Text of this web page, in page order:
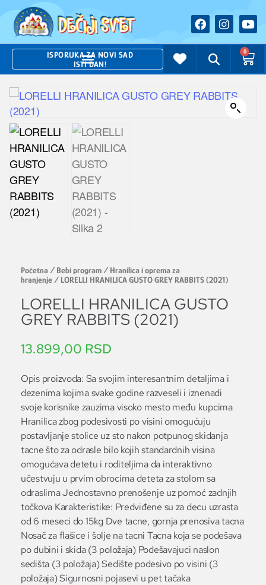
ISPORUKA ZA NOVI SAD
ISTI DAN!
0
Početna / Bebi program / Hranilica i oprema za
hranjenje / LORELLI HRANILICA GUSTO GREY RABBITS (2021)
LORELLI HRANILICA GUSTO
GREY RABBITS (2021)
13.899,00 RSD
Opis proizvoda: Sa svojim interesantnim detaljima i
dezenima kojima svake godine razveseli i iznenadi
svoje korisnike zauzima visoko mesto među kupcima
Hranilica zbog podesivosti po visini omogućuju
postavljanje stolice uz sto nakon potpunog skidanja
tacne što za odrasle bilo kojih standardnih visina
omogućava detetu i roditeljima da interaktivno
učestvuju u prvim obrocima deteta za stolom sa
odraslima Jednostavno prenošenje uz pomoć zadnjih
točkova Karakteristike: Predviđene su za decu uzrasta
od 6 meseci do 15kg Dve tacne, gornja prenosiva tacna
Nosač za flašice i šolje na tacni Tacna koja se podešava
po dubini i skida (3 položaja) Podešavajuci naslon
sedišta (3 položaja) Sedište podesivo po visini (3
položaja) Sigurnosni pojasevi u pet tačaka